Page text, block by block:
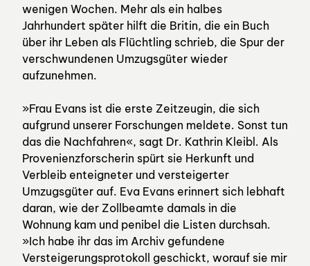
wenigen Wochen. Mehr als ein halbes
Jahrhundert später hilft die Britin, die ein Buch
über ihr Leben als Flüchtling schrieb, die Spur der
verschwundenen Umzugsgüter wieder
aufzunehmen.
»Frau Evans ist die erste Zeitzeugin, die sich
aufgrund unserer Forschungen meldete. Sonst tun
das die Nachfahren«, sagt Dr. Kathrin Kleibl. Als
Provenienzforscherin spürt sie Herkunft und
Verbleib enteigneter und versteigerter
Umzugsgüter auf. Eva Evans erinnert sich lebhaft
daran, wie der Zollbeamte damals in die
Wohnung kam und penibel die Listen durchsah.
»Ich habe ihr das im Archiv gefundene
Versteigerungsprotokoll geschickt, worauf sie mir